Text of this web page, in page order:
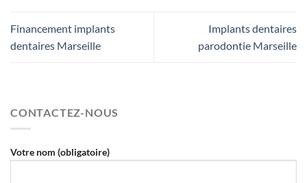
Financement implants
dentaires Marseille
Implants dentaires
parodontie Marseille
CONTACTEZ-NOUS
Votre nom (obligatoire)